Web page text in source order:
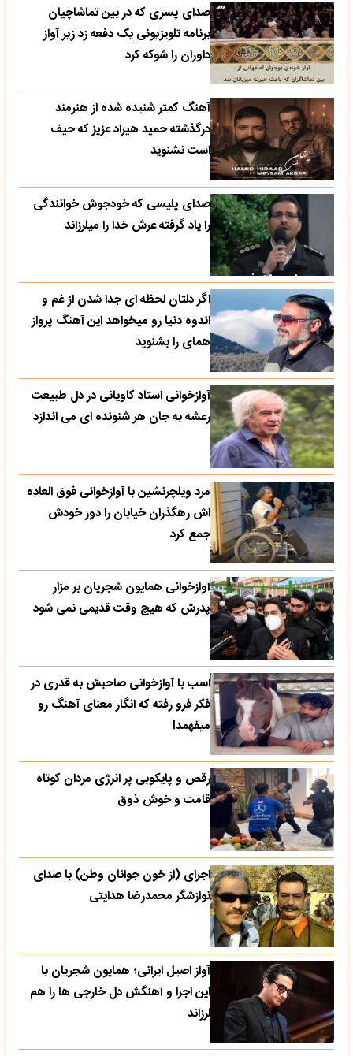
صدای پسری که در بین تماشاچیان
برنامه تلویزیونی یک دفعه زد زیر آواز
داوران را شوکه کرد
آهنگ کمتر شنیده شده از هنرمند
درگذشته حمید هیراد عزیز که حیف
است نشنوید
صدای پلیسی که خودجوش خوانندگی
را یاد گرفته عرش خدا را میلرزاند
اگر دلتان لحظه ای جدا شدن از غم و
اندوه دنیا رو میخواهد این آهنگ پرواز
همای را بشنوید
آوازخوانی استاد کاویانی در دل طبیعت
رعشه به جان هر شنونده ای می اندازد
مرد ویلچرنشین با آوازخوانی فوق العاده
اش رهگذران خیابان را دور خودش
جمع کرد
آوازخوانی همایون شجریان بر مزار
پدرش که هیچ وقت قدیمی نمی شود
اسب با آوازخوانی صاحبش به قدری در
فکر فرو رفته که انگار معنای آهنگ رو
میفهمد!
رقص و پایکوبی پر انرژی مردان کوتاه
قامت و خوش ذوق
اجرای (از خون جوانان وطن) با صدای
نوازشگر محمدرضا هدایتی
آواز اصیل ایرانی؛ همایون شجریان با
این اجرا و آهنگش دل خارجی ها را هم
لرزاند